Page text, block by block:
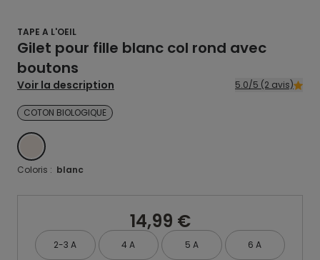
TAPE A L'OEIL
Gilet pour fille blanc col rond avec
boutons
Voir la description 5.0/5 (2 avis)
COTON BIOLOGIQUE
BLANC
Coloris : blanc
14,99 €
2-3 A 4 A 5 A 6 A